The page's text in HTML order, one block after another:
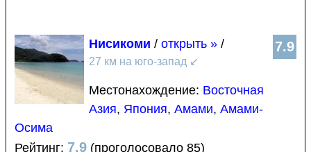
7.9
Нисикоми / открыть » /
27 км на юго-запад ↙
Местонахождение: Восточная
Азия, Япония, Амами, Амами-
Осима
Рейтинг: 7.9 (проголосовало 85)